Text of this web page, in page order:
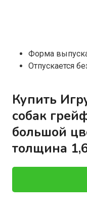
Форма
Отпускается
Купить
собак
большой
толщина